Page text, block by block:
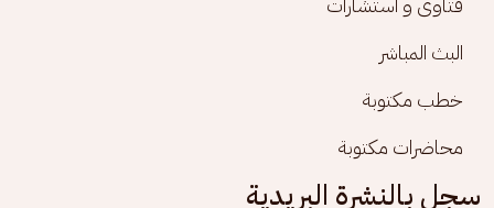
البث المباشر
خطب مكتوبة
محاضرات مكتوبة
سجل بالنشرة البريدية